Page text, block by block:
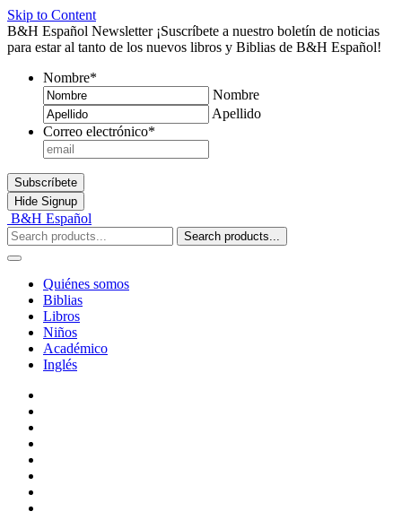
Skip to Content
B&H Español Newsletter ¡Suscríbete a nuestro boletín de noticias
para estar al tanto de los nuevos libros y Biblias de B&H Español!
Nombre*
Nombre
Apellido
Correo electrónico*
Subscríbete
Hide Signup
B&H Español
Search products...
Quiénes somos
Biblias
Libros
Niños
Académico
Inglés